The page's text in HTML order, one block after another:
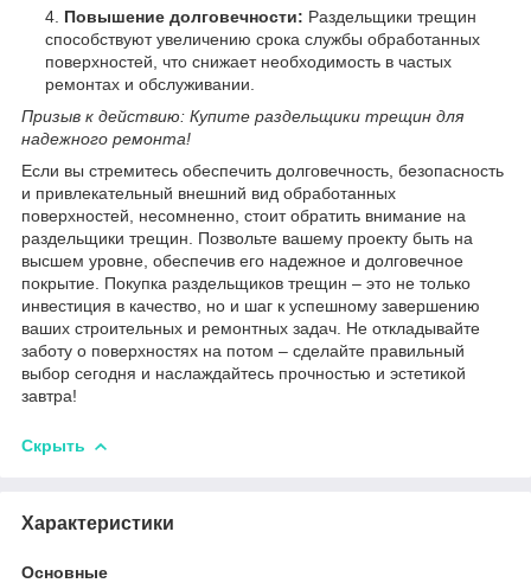
Повышение долговечности: Раздельщики трещин
способствуют увеличению срока службы обработанных
поверхностей, что снижает необходимость в частых
ремонтах и обслуживании.
Призыв к действию: Купите раздельщики трещин для
надежного ремонта!
Если вы стремитесь обеспечить долговечность, безопасность
и привлекательный внешний вид обработанных
поверхностей, несомненно, стоит обратить внимание на
раздельщики трещин. Позвольте вашему проекту быть на
высшем уровне, обеспечив его надежное и долговечное
покрытие. Покупка раздельщиков трещин – это не только
инвестиция в качество, но и шаг к успешному завершению
ваших строительных и ремонтных задач. Не откладывайте
заботу о поверхностях на потом – сделайте правильный
выбор сегодня и наслаждайтесь прочностью и эстетикой
завтра!
Скрыть
Характеристики
Основные